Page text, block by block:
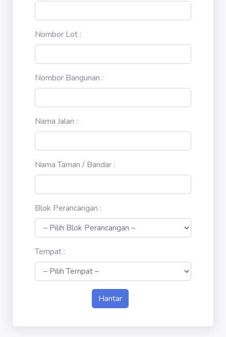
Nombor Lot :
Nombor Bangunan :
Nama Jalan :
Nama Taman / Bandar :
Blok Perancangan :
Tempat :
Hantar